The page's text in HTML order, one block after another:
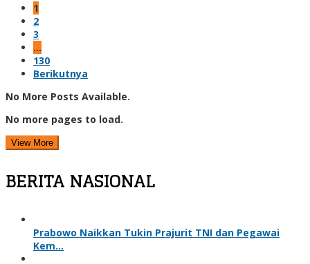
1
2
3
…
130
Berikutnya
No More Posts Available.
No more pages to load.
View More
BERITA NASIONAL
Prabowo Naikkan Tukin Prajurit TNI dan Pegawai
Kem…